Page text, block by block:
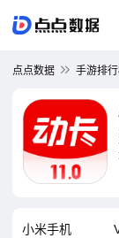
点点数据 手游排
小米手机